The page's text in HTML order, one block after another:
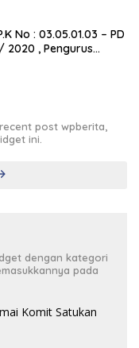
2020 , Pengurus
post wpberita,
ini.
dengan kategori
pada